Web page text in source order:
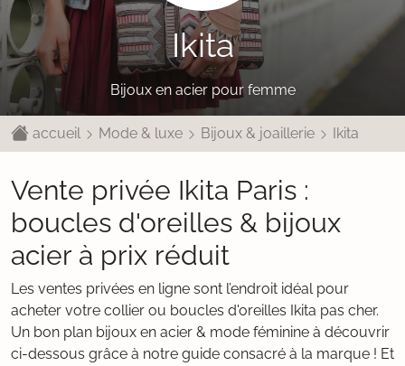
Ikita
Bijoux en acier pour femme
accueil Mode & luxe Bijoux & joaillerie Ikita
Vente privée Ikita Paris :
boucles d'oreilles & bijoux
acier à prix réduit
Les ventes privées en ligne sont l’endroit idéal pour
acheter votre collier ou boucles d'oreilles Ikita pas cher.
Un bon plan bijoux en acier & mode féminine à découvrir
ci-dessous grâce à notre guide consacré à la marque ! Et